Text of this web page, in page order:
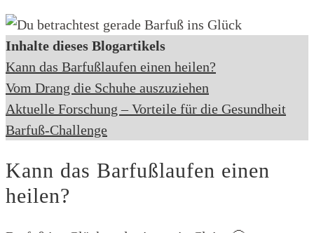
Inhalte dieses Blogartikels
Kann das Barfußlaufen einen heilen?
Vom Drang die Schuhe auszuziehen
Aktuelle Forschung – Vorteile für die Gesundheit
Barfuß-Challenge
Kann das Barfußlaufen einen
heilen?